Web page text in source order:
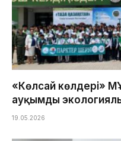
«Көлсай көлдері»
ауқымды
19.05.2026